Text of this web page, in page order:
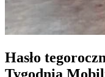
Hasło
Tygodnia